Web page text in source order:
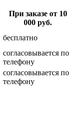
При заказе от 10
000 руб.
бесплатно
согласовывается по
телефону
согласовывается по
телефону